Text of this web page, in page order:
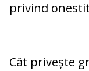
privind
Cât privește